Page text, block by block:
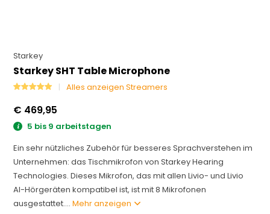
Starkey
Starkey SHT Table Microphone
Alles anzeigen Streamers
€ 469,95
5 bis 9 arbeitstagen
Ein sehr nützliches Zubehör für besseres Sprachverstehen im
Unternehmen: das Tischmikrofon von Starkey Hearing
Technologies. Dieses Mikrofon, das mit allen Livio- und Livio
AI-Hörgeräten kompatibel ist, ist mit 8 Mikrofonen
ausgestattet....Mehr anzeigen